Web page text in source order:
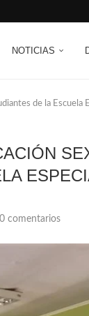
NOTICIAS
de la Escuela
0 comentarios